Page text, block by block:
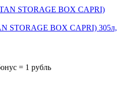
STORAGE BOX CAPRI) 305л,
= 1 рубль